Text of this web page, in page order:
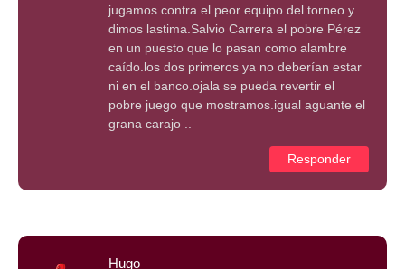
jugamos contra el peor equipo del torneo y
dimos lastima.Salvio Carrera el pobre Pérez
en un puesto que lo pasan como alambre
caído.los dos primeros ya no deberían estar
ni en el banco.ojala se pueda revertir el
pobre juego que mostramos.igual aguante el
grana carajo ..
Responder
Hugo